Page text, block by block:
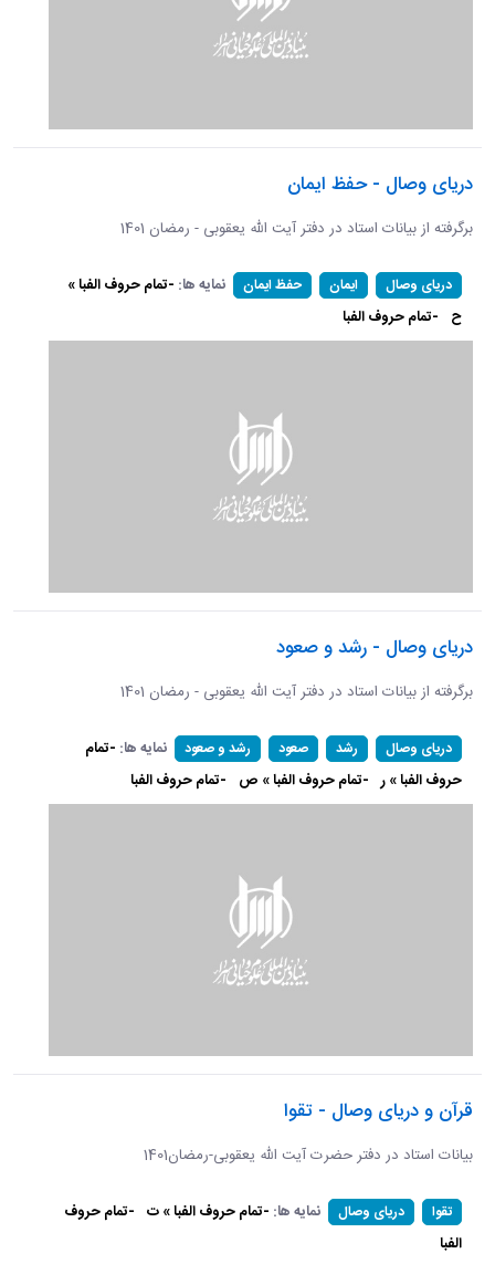
دریای وصال - حفظ ایمان
برگرفته از بیانات استاد در دفتر آیت الله یعقوبی - رمضان 1401
دریای وصال ایمان حفظ ایمان نمایه ها: -تمام حروف الفبا »
ح -تمام حروف الفبا
دریای وصال - رشد و صعود
برگرفته از بیانات استاد در دفتر آیت الله یعقوبی - رمضان 1401
دریای وصال رشد صعود رشد و صعود نمایه ها: -تمام
حروف الفبا » ر -تمام حروف الفبا » ص -تمام حروف الفبا
قرآن و دریای وصال - تقوا
بیانات استاد در دفتر حضرت آیت الله یعقوبی-رمضان1401
تقوا دریای وصال نمایه ها: -تمام حروف الفبا » ت -تمام حروف
الفبا